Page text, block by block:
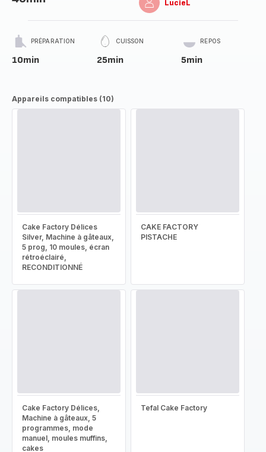
LucieL
PRÉPARATION
10min
CUISSON
25min
REPOS
5min
Appareils compatibles (10)
Cake Factory Délices
Silver, Machine à gâteaux,
5 prog, 10 moules, écran
rétroéclairé,
RECONDITIONNÉ
CAKE FACTORY
PISTACHE
Cake Factory Délices,
Machine à gâteaux, 5
programmes, mode
manuel, moules muffins,
cakes
Tefal Cake Factory